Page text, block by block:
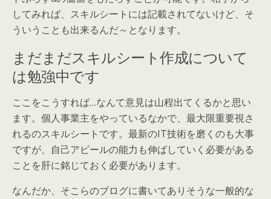
してみれば、スキルシートには記載されてないけど、そ
ういうことも出来るんだ～となります。
まだまだスキルシート作成について
は勉強中です
ここをこうすれば…なんて意見は山程出てくるかと思い
ます。個人事業主をやっているなかで、最大限重要視さ
れるのスキルシートです。最新のIT技術を磨くのも大事
ですが、自己アピールの能力も伸ばしていく必要がある
ことを肝に銘じておく必要があります。
なんだか、そこらのブログに書いてありそうな一般的な